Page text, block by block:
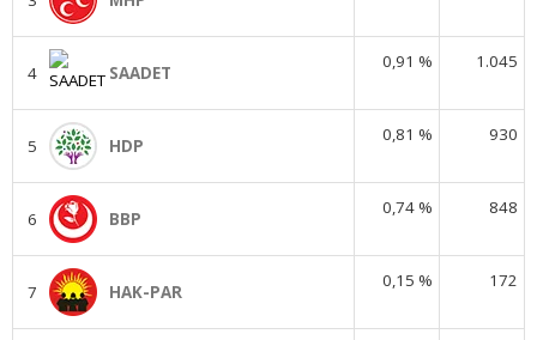
4 SAADET
0,91 % 1.045
5 HDP
0,81 % 930
6 BBP
0,74 % 848
7 HAK-PAR
0,15 % 172